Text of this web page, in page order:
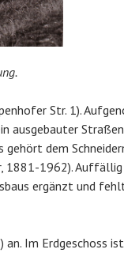
Str. 1).
ausgebauter
gehört dem
1881-1962).
ergänzt und
Im Erdgeschoss